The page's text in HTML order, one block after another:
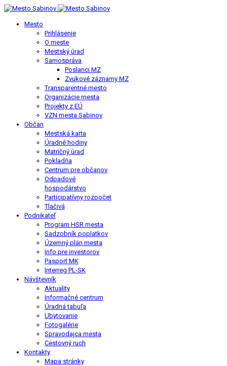
Mesto
Prihlásenie
O meste
Mestský úrad
Samospráva
Poslanci MZ
Zvukové záznamy MZ
Transparentné mesto
Organizácie mesta
Projekty z EÚ
VZN mesta Sabinov
Občan
Mestská karta
Úradné hodiny
Matričný úrad
Pokladňa
Centrum pre občanov
Odpadové
hospodárstvo
Participatívny rozpočet
Tlačivá
Podnikateľ
Program HSR mesta
Sadzobník poplatkov
Územný plán mesta
Info pre investorov
Pasport MK
Interreg PL-SK
Návštevník
Aktuality
Informačné centrum
Úradná tabuľa
Ubytovanie
Fotogalérie
Spravodajca mesta
Cestovný ruch
Kontakty
Mapa stránky